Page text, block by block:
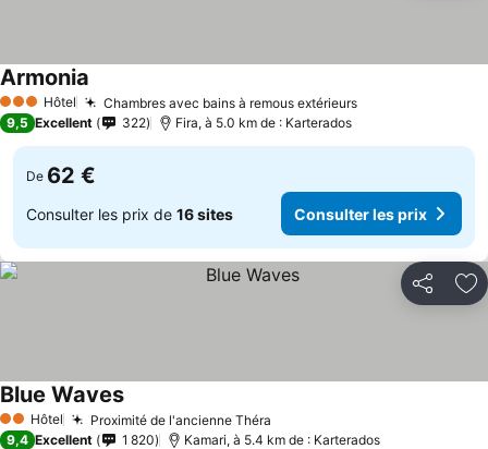
3 ÉtoilesHôtel Chambres avec bains à remous extérieurs
Armonia
9,5 Excellent 322 Fira, à 5.0 km de : Karterados
De 62 €
Consulter les prix de 16 sites Consulter les prix
Partager
2 Étoiles
Hôtel Proximité de l'ancienne Théra
Blue Waves
9,4 Excellent 1 820 Kamari, à 5.4 km de : Karterados